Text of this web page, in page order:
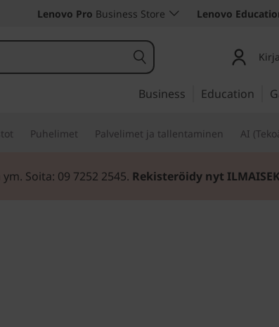
Lenovo Pro Business Store Lenovo
Business Education
Puhelimet Palvelimet ja tallentaminen AI
Soita: 09 7252 2545. Rekisteröidy nyt